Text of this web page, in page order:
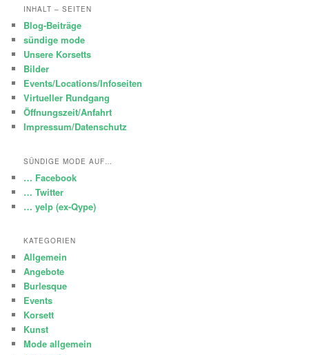
INHALT – SEITEN
Blog-Beiträge
sündige mode
Unsere Korsetts
Bilder
Events/Locations/Infoseiten
Virtueller Rundgang
Öffnungszeit/Anfahrt
Impressum/Datenschutz
SÜNDIGE MODE AUF…
… Facebook
… Twitter
… yelp (ex-Qype)
KATEGORIEN
Allgemein
Angebote
Burlesque
Events
Korsett
Kunst
Mode allgemein